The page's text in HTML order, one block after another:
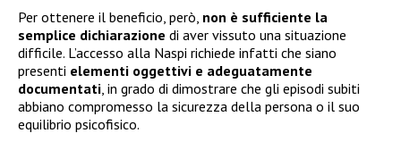
Per ottenere il beneficio, però, non è sufficiente la
semplice dichiarazione di aver vissuto una situazione
difficile. L’accesso alla Naspi richiede infatti che siano
presenti elementi oggettivi e adeguatamente
documentati, in grado di dimostrare che gli episodi subiti
abbiano compromesso la sicurezza della persona o il suo
equilibrio psicofisico.